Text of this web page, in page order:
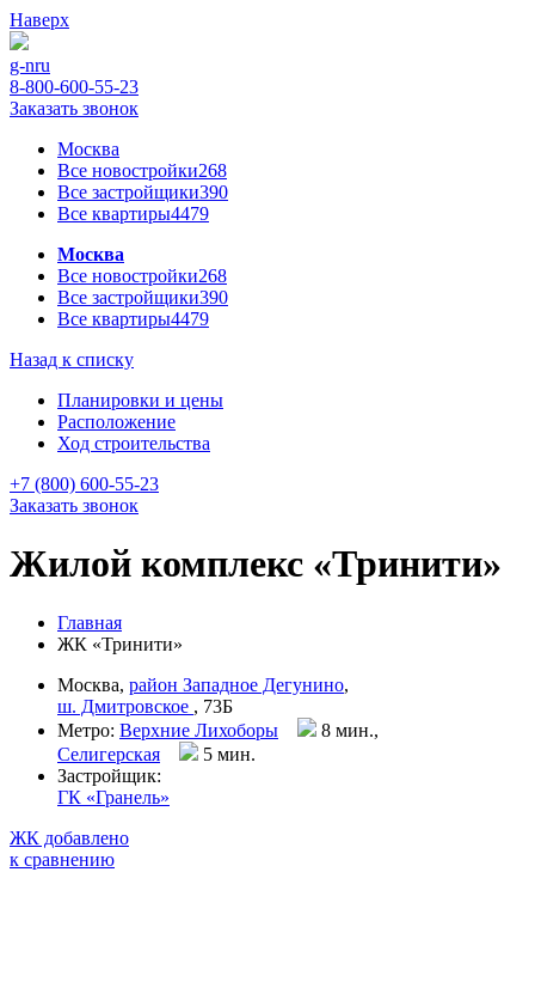
Наверх
g-nru
8-800-600-55-23
Заказать звонок
Москва
Все новостройки268
Все застройщики390
Все квартиры4479
Москва
Все новостройки268
Все застройщики390
Все квартиры4479
Назад к списку
Планировки и цены
Расположение
Ход строительства
+7 (800) 600-55-23
Заказать звонок
Жилой комплекс «Тринити»
Главная
ЖК «Тринити»
Москва, район Западное Дегунино,
ш. Дмитровское , 73Б
Метро: Верхние Лихоборы
8 мин.,
Селигерская
5 мин.
Застройщик:
ГК «Гранель»
ЖК добавлено
к сравнению